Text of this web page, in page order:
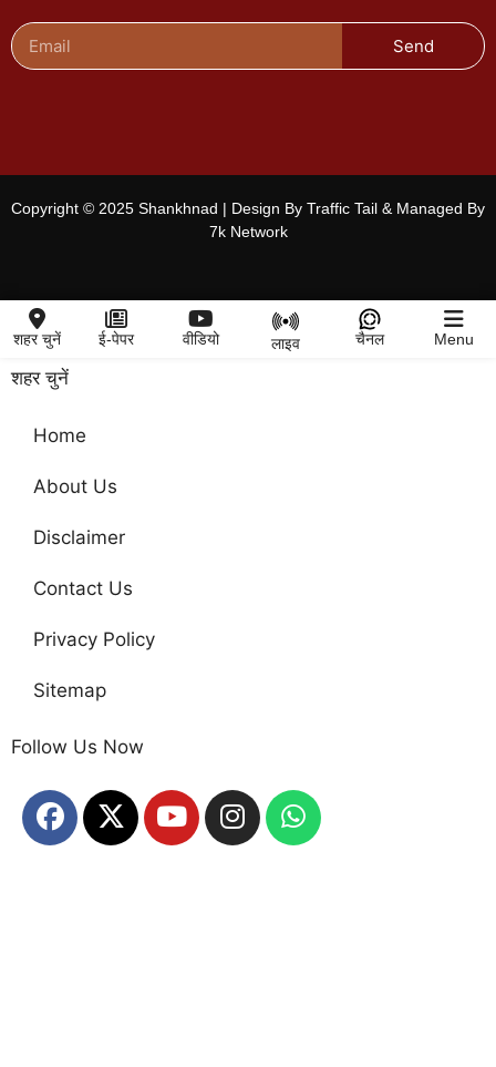
Send
Copyright © 2025 Shankhnad | Design By Traffic Tail & Managed By
7k Network
शहर चुनें ई-पेपर वीडियो लाइव चैनल Menu
शहर चुनें
Home
About Us
Disclaimer
Contact Us
Privacy Policy
Sitemap
Follow Us Now